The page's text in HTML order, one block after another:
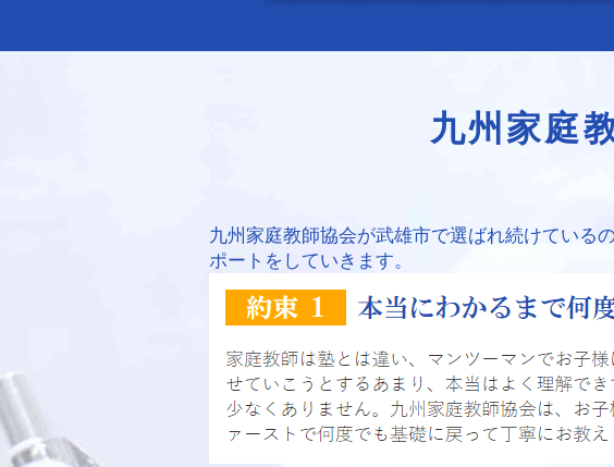
九州家庭
九州家庭教師協会が武雄市で選ばれ続けている
ポートをしていきます。